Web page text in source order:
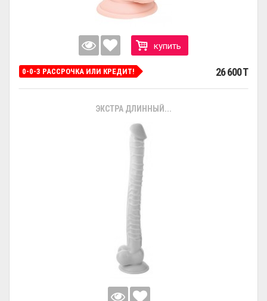
купить
0-0-3 РАССРОЧКА ИЛИ КРЕДИТ! 26 600 T
ЭКСТРА ДЛИННЫЙ...